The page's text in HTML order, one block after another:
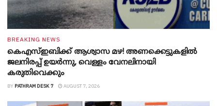
BREAKING NEWS
കെഎസ്ഇബിക്ക് ആശ്വാസ മഴ! അണക്കെട്ടുകളിൽ
ജലനിരപ്പ് ഉയർന്നു, വെള്ളം വേനലിനായി
കരുതിവെക്കും
BY PATHRAM DESK 7 AUGUST 7, 2026